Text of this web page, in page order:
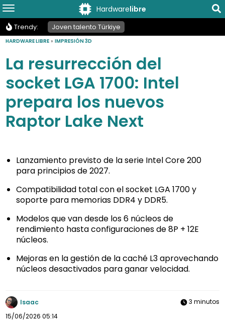
Hardwarelibre
Trendy: Joven talento Türkiye
HARDWARE LIBRE »IMPRESIÓN 3D
La resurrección del
socket LGA 1700: Intel
prepara los nuevos
Raptor Lake Next
Lanzamiento previsto de la serie Intel Core 200
para principios de 2027.
Compatibilidad total con el socket LGA 1700 y
soporte para memorias DDR4 y DDR5.
Modelos que van desde los 6 núcleos de
rendimiento hasta configuraciones de 8P + 12E
núcleos.
Mejoras en la gestión de la caché L3 aprovechando
núcleos desactivados para ganar velocidad.
Isaac
15/06/2026 05:14
3 minutos